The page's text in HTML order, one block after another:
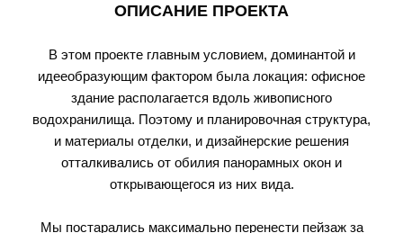
ОПИСАНИЕ ПРОЕКТА
В этом проекте главным условием, доминантой и
идееобразующим фактором была локация: офисное
здание располагается вдоль живописного
водохранилища. Поэтому и планировочная структура,
и материалы отделки, и дизайнерские решения
отталкивались от обилия панорамных окон и
открывающегося из них вида.
Мы постарались максимально перенести пейзаж за